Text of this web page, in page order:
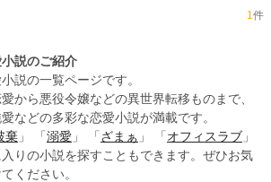
1件
説のご紹介
説の一覧ページです。
から悪役令嬢などの異世界転移ものまで、
などの多彩な恋愛小説が満載です。
棄 」 「 溺愛 」 「 ざまぁ 」 「 オフィスラブ 」
りの小説を探すこともできます。ぜひお気
ください。